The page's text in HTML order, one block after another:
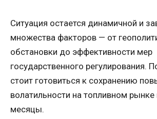
Ситуация остается динамичной и
множества факторов — от
обстановки до эффективности мер
государственного регулирования.
стоит готовиться к сохранению
волатильности на топливном
месяцы.